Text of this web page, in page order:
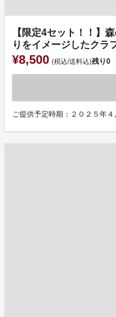
【限定4セット！！】
りをイメージしたクラ
¥8,500 (税込/送料込)残り0
ご提供予定時期：２０２５年